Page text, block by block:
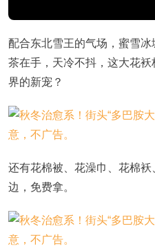
配合东北雪王的气场，蜜雪
茶在手，天冷不抖，这大花
界的新宠？
还有花棉被、花澡巾、花棉
边，免费拿。